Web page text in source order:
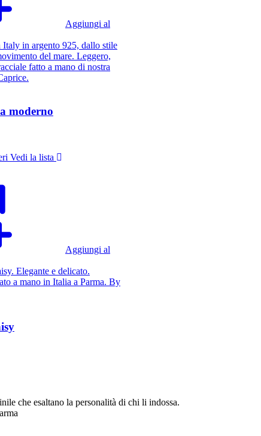
Aggiungi al
moderno
Vedi la lista
Aggiungi al
che esaltano la personalità di chi li indossa.